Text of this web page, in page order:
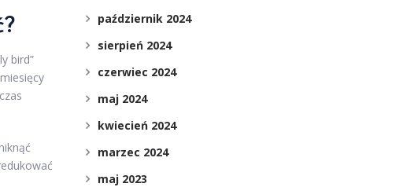
bird”
październik 2024
sierpień 2024
czerwiec 2024
maj 2024
kwiecień 2024
marzec 2024
maj 2023